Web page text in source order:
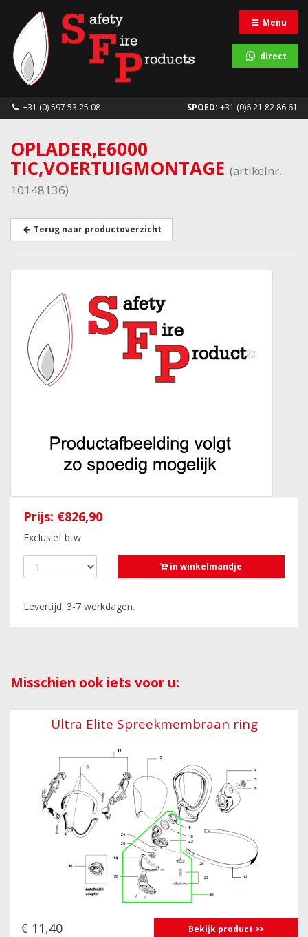
Menu
direct
+31 (0) 597 53 25 08 SPOED: +31 (0)6 21 82 86 61
OPLADER,E6000
TIC,VOERTUIGMONTAGE (artikelnr.
10148136)
Terug naar productoverzicht
Prijs: €826,90
Exclusief btw.
in winkelmandje
Levertijd: 3-7 werkdagen.
Misschien ook iets voor u:
Ultra Elite Spreekmembraan ring
€ 11,40 Bekijk product